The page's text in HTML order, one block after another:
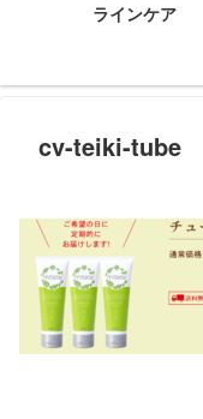
ラインケア
cv-teiki-tube